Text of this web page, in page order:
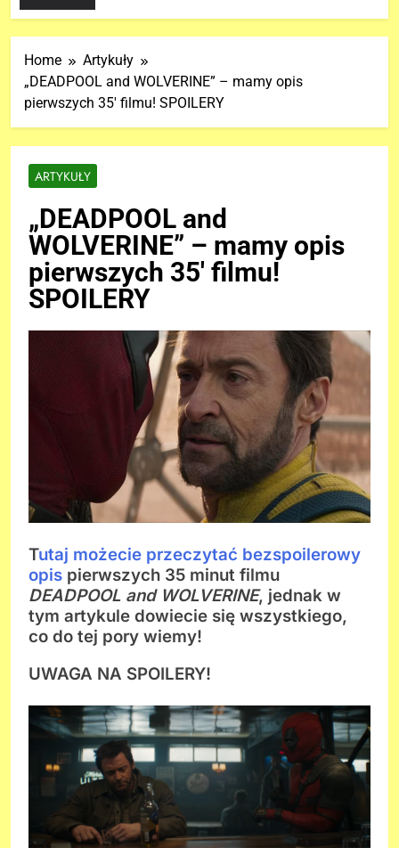
Home
Artykuły
„DEADPOOL and WOLVERINE” – mamy opis
pierwszych 35′ filmu! SPOILERY
ARTYKUŁY
„DEADPOOL and
WOLVERINE” – mamy opis
pierwszych 35′ filmu!
SPOILERY
Tutaj możecie przeczytać bezspoilerowy
opis pierwszych 35 minut filmu
DEADPOOL and WOLVERINE, jednak w
tym artykule dowiecie się wszystkiego,
co do tej pory wiemy!
UWAGA NA SPOILERY!